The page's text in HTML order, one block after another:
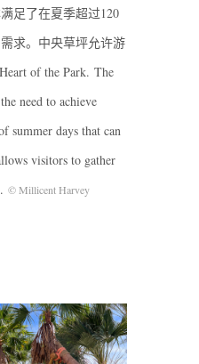
足了在夏季超过120
求。中央草坪允许游
of the Park. The
need to achieve
summer days that can
visitors to gather
© Millicent Harvey